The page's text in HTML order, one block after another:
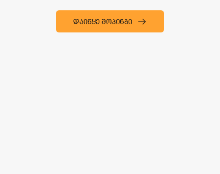
ᲓᲐᲘᲬᲧᲔ ᲨᲝᲞᲘᲜᲒᲘ